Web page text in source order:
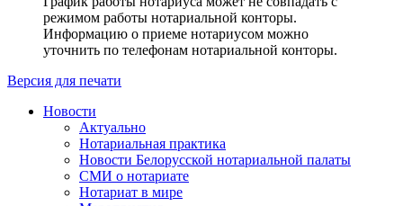
режимом работы нотариальной конторы.
Информацию о приеме нотариусом можно
уточнить по телефонам нотариальной конторы.
Версия для печати
Новости
Актуально
Нотариальная практика
Новости Белорусской нотариальной палаты
СМИ о нотариате
Нотариат в мире